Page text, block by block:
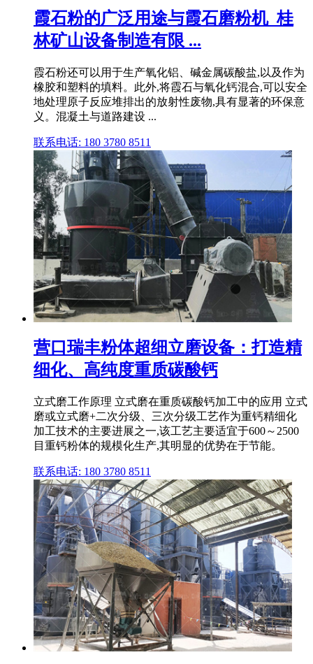
霞石粉的广泛用途与霞石磨粉机_桂
林矿山设备制造有限 ...
霞石粉还可以用于生产氧化铝、碱金属碳酸盐,以及作为
橡胶和塑料的填料。此外,将霞石与氧化钙混合,可以安全
地处理原子反应堆排出的放射性废物,具有显著的环保意
义。混凝土与道路建设 ...
联系电话: 180 3780 8511
营口瑞丰粉体超细立磨设备：打造精
细化、高纯度重质碳酸钙
立式磨工作原理 立式磨在重质碳酸钙加工中的应用 立式
磨或立式磨+二次分级、三次分级工艺作为重钙精细化
加工技术的主要进展之一,该工艺主要适宜于600～2500
目重钙粉体的规模化生产,其明显的优势在于节能。
联系电话: 180 3780 8511